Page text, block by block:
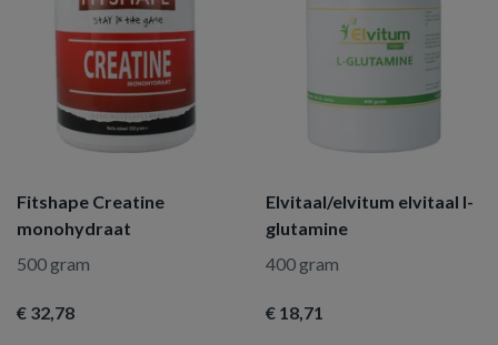
Fitshape Creatine
monohydraat
500 gram
€ 32,78
Elvitaal/elvitum elvitaal l-
glutamine
400 gram
€ 18,71